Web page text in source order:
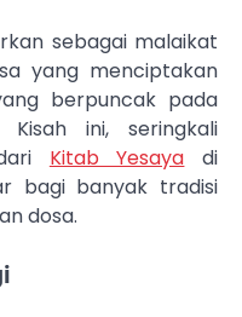
sebagai malaikat
yang menciptakan
berpuncak pada
Kisah ini, seringkali
Kitab Yesaya di
bagi banyak tradisi
dosa.